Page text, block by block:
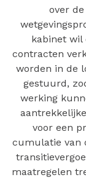
over
kabinet wil
contracten
worden in de
gestuurd,
werking
voor een
cumulatie van
maatregelen